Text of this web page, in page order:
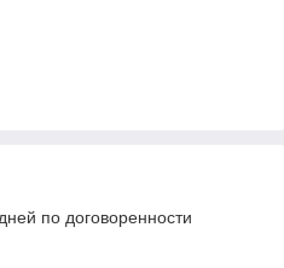
по договоренности